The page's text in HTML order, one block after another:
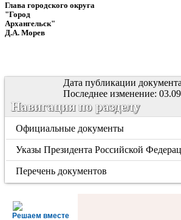
Глава городского округа
"Город
Архангельск"
Д.А. Морев
Дата публикации
Последнее изменение:
Навигация по разделу
Официальные документы
Указы Президента Российской
Перечень документов
Решаем вместе